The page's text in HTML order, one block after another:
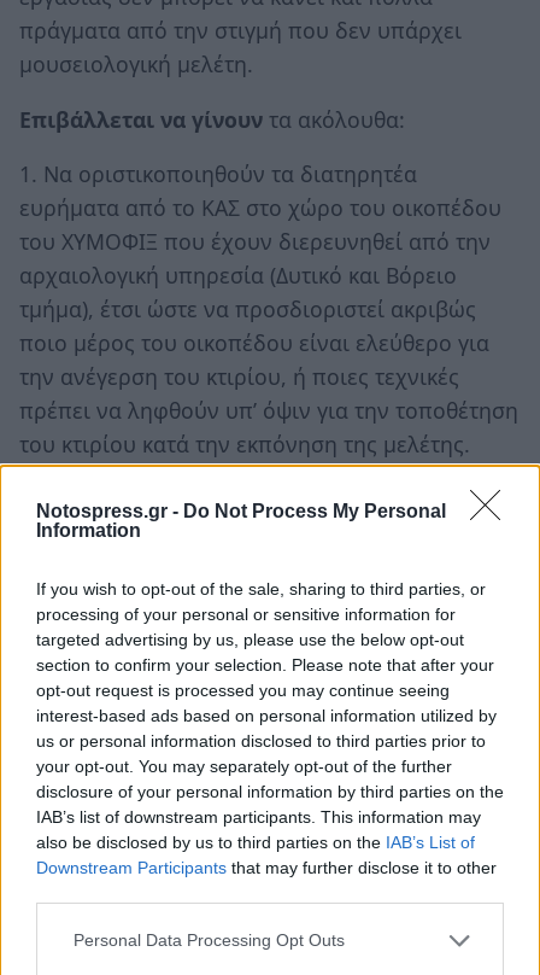
Notospress.gr - Do Not Process My Personal
Information
If you wish to opt-out of the sale, sharing to third parties, or
processing of your personal or sensitive information for
targeted advertising by us, please use the below opt-out
section to confirm your selection. Please note that after your
opt-out request is processed you may continue seeing
interest-based ads based on personal information utilized by
us or personal information disclosed to third parties prior to
your opt-out. You may separately opt-out of the further
disclosure of your personal information by third parties on the
IAB’s list of downstream participants. This information may
also be disclosed by us to third parties on the IAB’s List of
Downstream Participants that may further disclose it to other
Personal Data Processing Opt Outs
πράγματα από την στιγμή που δεν υπάρχει
μουσειολογική μελέτη.
Επιβάλλεται να γίνουν τα ακόλουθα:
1. Να οριστικοποιηθούν τα διατηρητέα
ευρήματα από το ΚΑΣ στο χώρο του οικοπέδου
του ΧΥΜΟΦΙΞ που έχουν διερευνηθεί από την
αρχαιολογική υπηρεσία (Δυτικό και Βόρειο
τμήμα), έτσι ώστε να προσδιοριστεί ακριβώς
ποιο μέρος του οικοπέδου είναι ελεύθερο για
την ανέγερση του κτιρίου, ή ποιες τεχνικές
πρέπει να ληφθούν υπ’ όψιν για την τοποθέτηση
του κτιρίου κατά την εκπόνηση της μελέτης.
2. Να εκπονηθεί από το Υπουργείο Πολιτισμού &
Αθλητισμού η μουσειολογική μελέτη μιας και η
αρχαιολόγο-μουσειολόγο και η οποία
μουσειολογική μελέτη είναι προϋπόθεση για την
προκήρυξη του αρχιτεκτονικού διαγωνισμού.
3. Να προσδιοριστούν οι όροι δόμησης στην
ζώνη των 15 μέτρων πέριξ του διατηρητέου
κτίσματος από τον Δήμο Σπάρτης.
4. Να εκπονηθεί η πολεοδομική - κυκλοφοριακή
μελέτη εντός και εκτός του οικοπέδου του
5. Να ολοκληρωθούν οι απαλλοτριώσεις, με την